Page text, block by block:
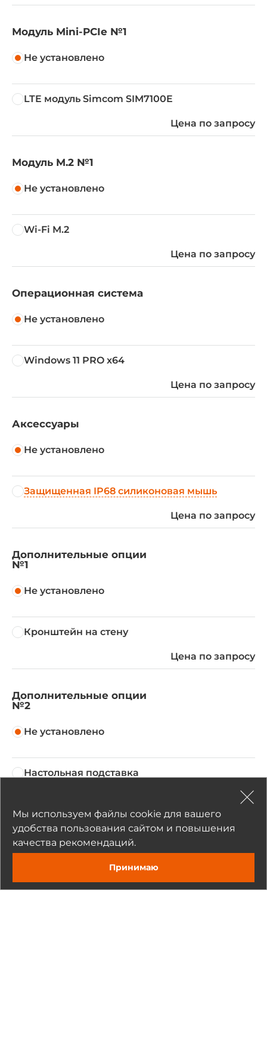
Модуль Mini-PCIe №1
Не установлено
LTE модуль Simcom SIM7100E
Цена по запросу
Модуль M.2 №1
Не установлено
Wi-Fi M.2
Цена по запросу
Операционная система
Не установлено
Windows 11 PRO x64
Цена по запросу
Аксессуары
Не установлено
Защищенная IP68 силиконовая мышь
Цена по запросу
Дополнительные опции
№1
Не установлено
Кронштейн на стену
Цена по запросу
Дополнительные опции
№2
Не установлено
Настольная подставка
Цена по запросу
Расширенная гарантия
Мы используем файлы cookie для вашего
удобства пользования сайтом и повышения
качества рекомендаций.
Принимаю